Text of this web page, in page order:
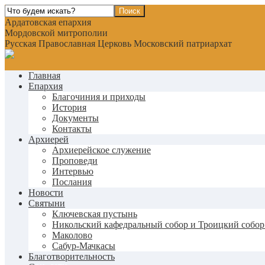
Ардатовская епархия
Мордовской митрополии
Русская Православная Церковь Московский патриархат
Главная
Епархия
Благочиния и приходы
История
Документы
Контакты
Архиерей
Архиерейское служение
Проповеди
Интервью
Послания
Новости
Святыни
Ключевская пустынь
Никольский кафедральный собор и Троицкий собор
Маколово
Сабур-Мачкасы
Благотворительность